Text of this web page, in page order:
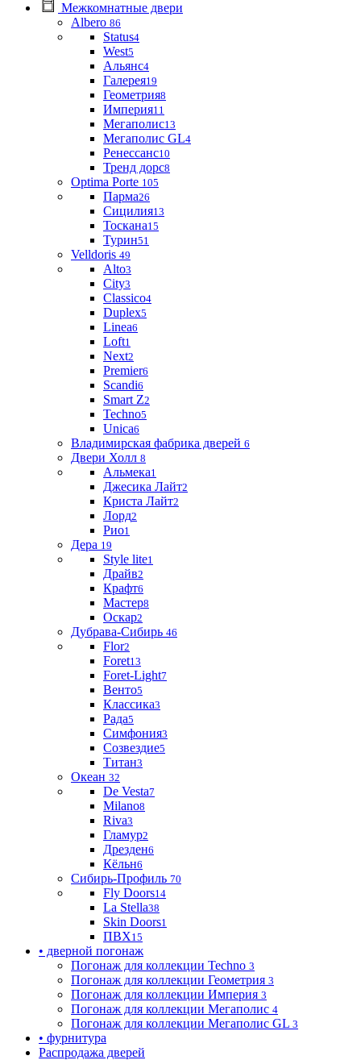
Межкомнатные двери
Albero 86
Status4
West5
Альянс4
Галерея19
Геометрия8
Империя11
Мегаполис13
Мегаполис GL4
Ренессанс10
Тренд дорс8
Optima Porte 105
Парма26
Сицилия13
Тоскана15
Турин51
Velldoris 49
Alto3
City3
Classico4
Duplex5
Linea6
Loft1
Next2
Premier6
Scandi6
Smart Z2
Techno5
Unica6
Владимирская фабрика дверей 6
Двери Холл 8
Альмека1
Джесика Лайт2
Криста Лайт2
Лорд2
Рио1
Дера 19
Style lite1
Драйв2
Крафт6
Мастер8
Оскар2
Дубрава-Сибирь 46
Flor2
Foret13
Foret-Light7
Венто5
Классика3
Рада5
Симфония3
Созвездие5
Титан3
Океан 32
De Vesta7
Milano8
Riva3
Гламур2
Дрезден6
Кёльн6
Сибирь-Профиль 70
Fly Doors14
La Stella38
Skin Doors1
ПВХ15
• дверной погонаж
Погонаж для коллекции Techno 3
Погонаж для коллекции Геометрия 3
Погонаж для коллекции Империя 3
Погонаж для коллекции Мегаполис 4
Погонаж для коллекции Мегаполис GL 3
• фурнитура
Распродажа дверей